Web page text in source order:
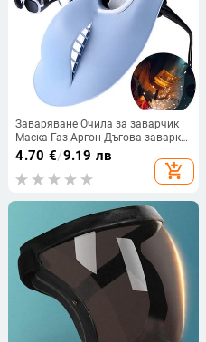
Заваряване Очила за заварчик
Маска Газ Аргон Дъгова заварка
Защитни очила Предпазни
работни защитни очила
Протектор Инструмент за
4.70 €/9.19 лв
add_shopping_cart